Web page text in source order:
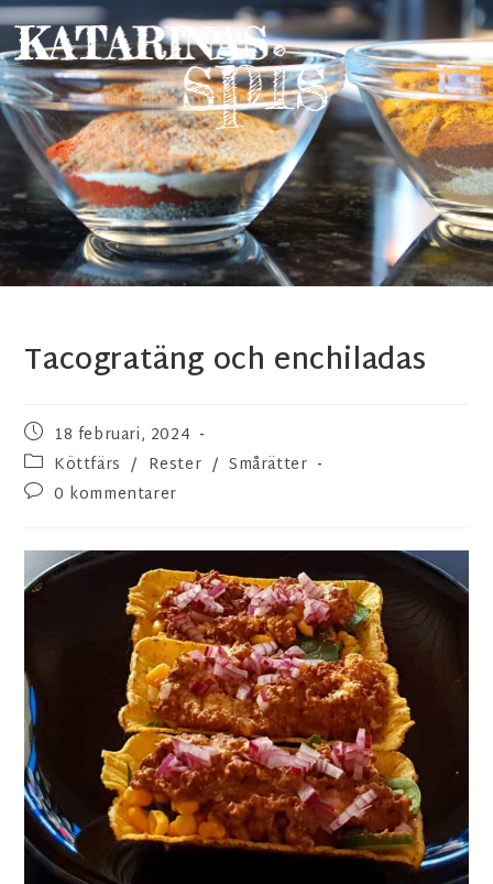
Tacogratäng och enchiladas
18 februari, 2024
Köttfärs / Rester / Smårätter
0 kommentarer